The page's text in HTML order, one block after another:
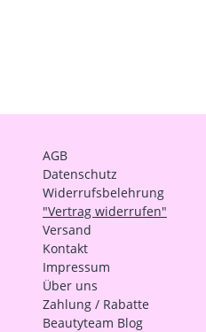
AGB
Datenschutz
Widerrufsbelehrung
"Vertrag widerrufen"
Versand
Kontakt
Impressum
Über uns
Zahlung / Rabatte
Beautyteam Blog